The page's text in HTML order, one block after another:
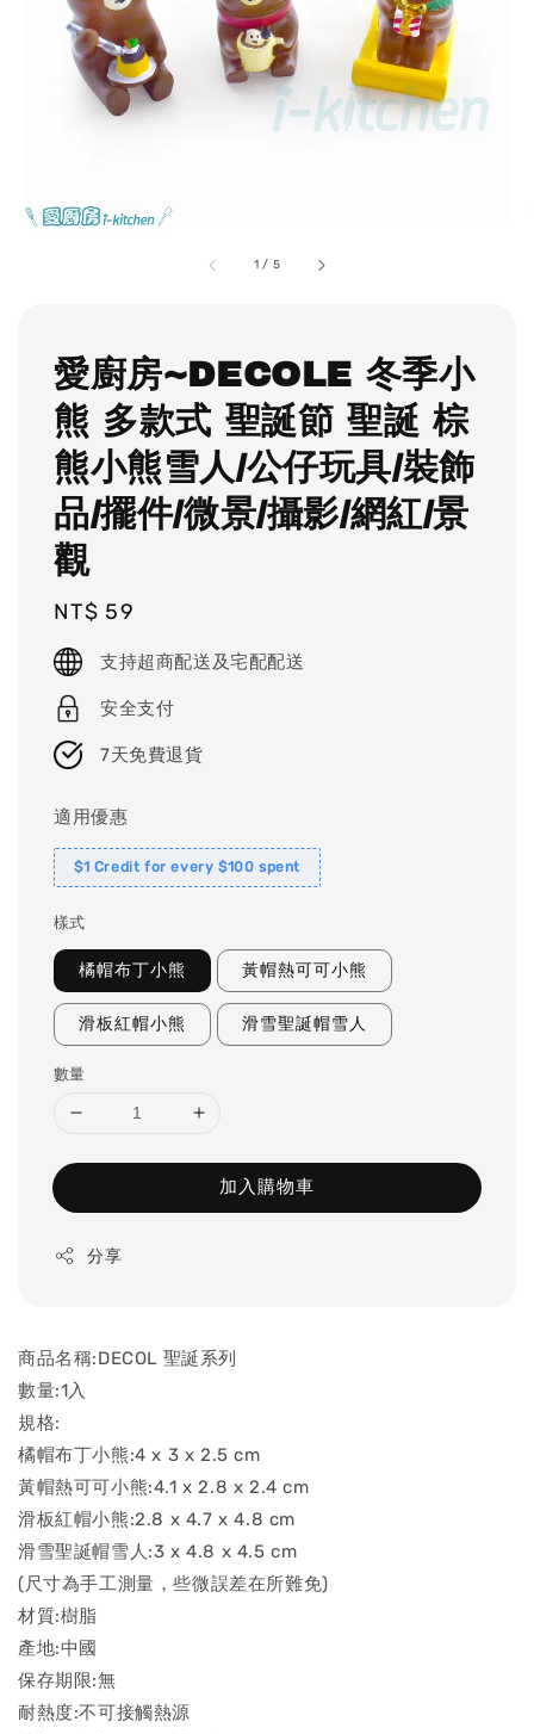
1 / 5
愛廚房~DECOLE 冬季小
熊 多款式 聖誕節 聖誕 棕
熊小熊雪人/公仔玩具/裝飾
品/擺件/微景/攝影/網紅/景
觀
Regular
price
NT$ 59
支持超商配送及宅配配送
安全支付
7天免費退貨
適用優惠
$1 Credit for every $100 spent
樣式
橘帽布丁小熊 黃帽熱可可小熊
滑板紅帽小熊 滑雪聖誕帽雪人
數量
加入購物車
分享
商品名稱:DECOL 聖誕系列
數量:1入
規格:
橘帽布丁小熊:4 x 3 x 2.5 cm
黃帽熱可可小熊:4.1 x 2.8 x 2.4 cm
滑板紅帽小熊:2.8 x 4.7 x 4.8 cm
滑雪聖誕帽雪人:3 x 4.8 x 4.5 cm
(尺寸為手工測量，些微誤差在所難免)
材質:樹脂
產地:中國
保存期限:無
耐熱度:不可接觸熱源